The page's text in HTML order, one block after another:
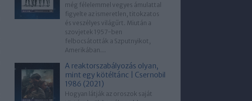
még félelemmel vegyes ámulattal
figyelte az ismeretlen, titokzatos
és veszélyes világűrt. Miután a
szovjetek 1957-ben
felbocsátották a Szputnyikot,
Amerikában...
A reaktorszabályozás olyan,
mint egy kötéltánc | Csernobil
1986 (2021)
Hogyan látják az oroszok saját